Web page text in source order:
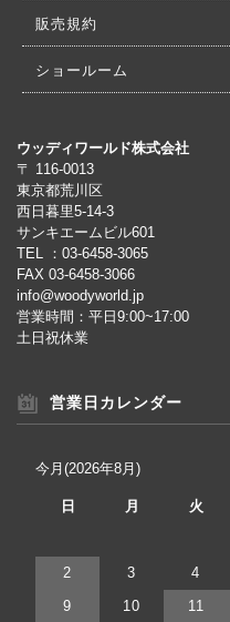
販売規約
ショールーム
ウッディワールド株式会社
〒 116-0013
東京都荒川区
西日暮里5-14-3
サンキエームビル601
TEL ：03-6458-3065
FAX 03-6458-3066
info@woodyworld.jp
営業時間：平日9:00~17:00
土日祝休業
営業日カレンダー
今月(2026年8月)
日 月 火
2
3 4
9
10 11